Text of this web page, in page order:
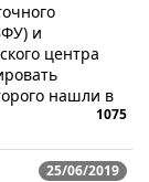
и
центра
нашли в
1075
25/06/2019